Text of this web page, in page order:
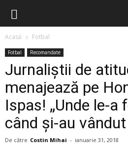
Acasă Fotbal
Fotbal Recomandate
Jurnaliștii de
menajează pe
Ispas! „Unde le-
când şi-au vândut
De către Costin Mihai - ianuarie 31, 2018